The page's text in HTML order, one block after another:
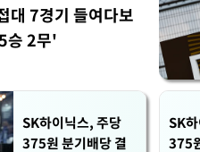
대 7경기 들여다보
승 2무'
SK하이닉스, 주당
375원 분기배당 결
SK
375